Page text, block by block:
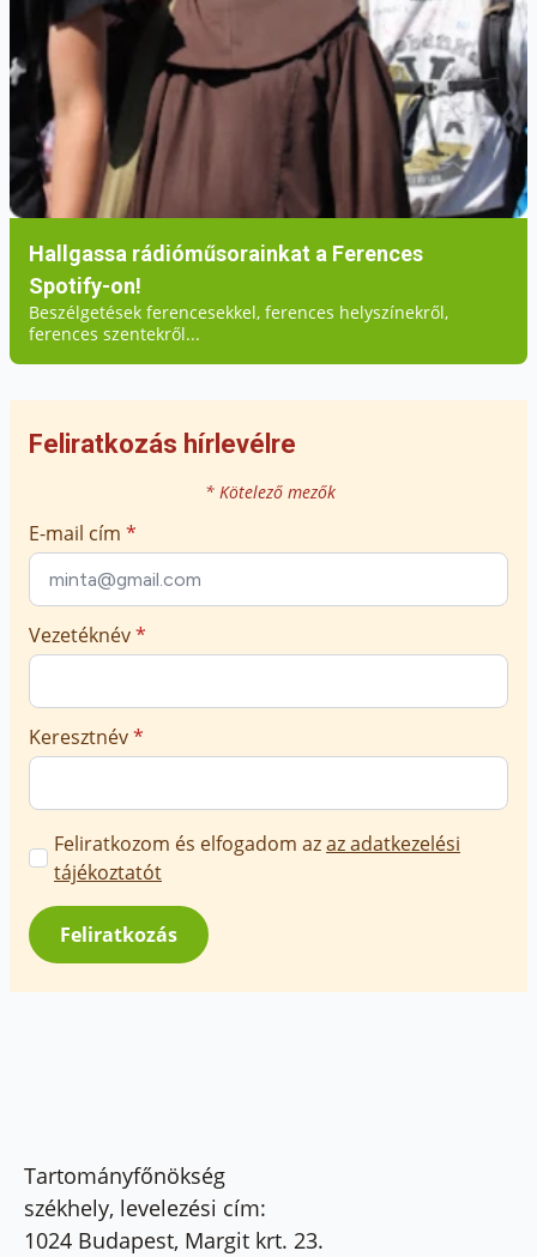
Hallgassa rádióműsorainkat a Ferences
Spotify-on!
Beszélgetések ferencesekkel, ferences helyszínekről,
ferences szentekről...
Feliratkozás hírlevélre
* Kötelező mezők
E-mail cím *
Vezetéknév*
Keresztnév*
Marketing
üzenetek
jóváhagyása
*
Feliratkozom és elfogadom azaz adatkezelési
tájékoztatót
Feliratkozás
Tartományfőnökség
székhely, levelezési cím:
1024 Budapest, Margit krt. 23.